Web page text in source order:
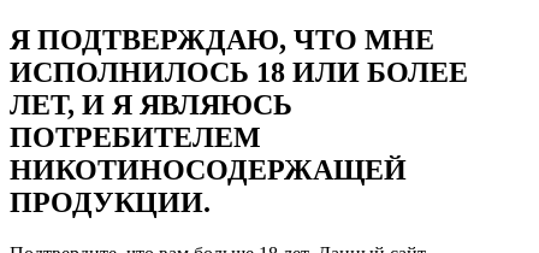
Я ПОДТВЕРЖДАЮ, ЧТО МНЕ
ИСПОЛНИЛОСЬ 18 ИЛИ БОЛЕЕ
ЛЕТ, И Я ЯВЛЯЮСЬ
ПОТРЕБИТЕЛЕМ
НИКОТИНОСОДЕРЖАЩЕЙ
ПРОДУКЦИИ.